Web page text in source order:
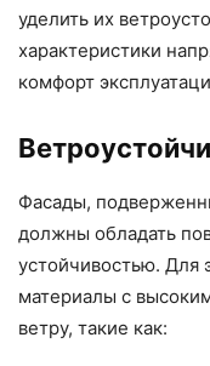
уделить их
характеристики
комфорт
Фасады,
должны обладать
устойчивостью. Для
материалы с
ветру, такие как: